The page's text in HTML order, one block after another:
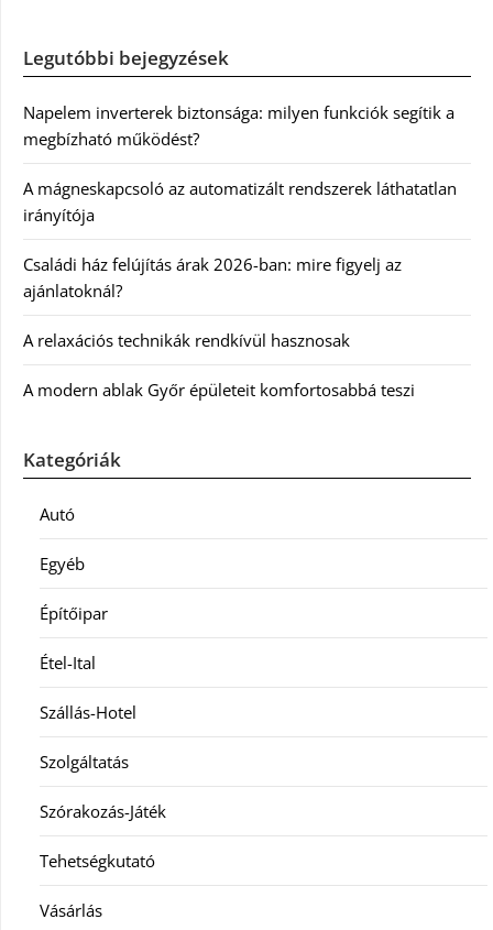
Legutóbbi bejegyzések
Napelem inverterek biztonsága: milyen funkciók segítik a
megbízható működést?
A mágneskapcsoló az automatizált rendszerek láthatatlan
irányítója
Családi ház felújítás árak 2026-ban: mire figyelj az
ajánlatoknál?
A relaxációs technikák rendkívül hasznosak
A modern ablak Győr épületeit komfortosabbá teszi
Kategóriák
Autó
Egyéb
Építőipar
Étel-Ital
Szállás-Hotel
Szolgáltatás
Szórakozás-Játék
Tehetségkutató
Vásárlás